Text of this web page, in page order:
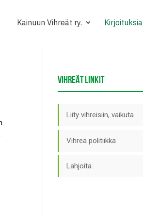
Kainuun Vihreät ry. Kirjoituksia
VIHREÄT LINKIT
Liity vihreisiin, vaikuta
Vihreä politiikka
Lahjoita